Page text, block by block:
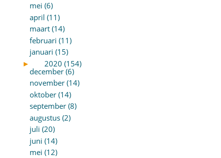
mei (6)
april (11)
maart (14)
februari (11)
januari (15)
►
2020 (154)
december (6)
november (14)
oktober (14)
september (8)
augustus (2)
juli (20)
juni (14)
mei (12)